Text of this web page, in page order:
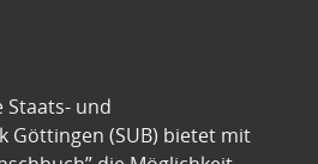
Staats- und
Göttingen (SUB) bietet mit